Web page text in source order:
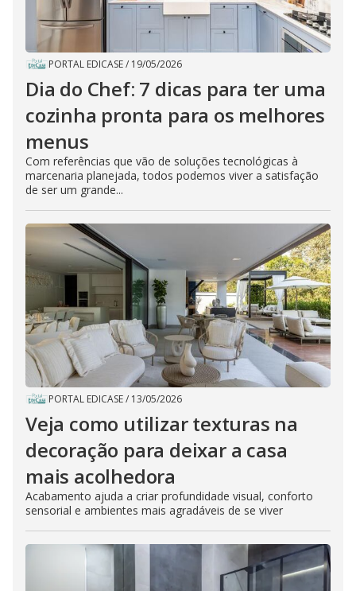
PORTAL EDICASE/ 19/05/2026
Dia do Chef: 7 dicas para ter uma
cozinha pronta para os melhores
menus
Com referências que vão de soluções tecnológicas à
marcenaria planejada, todos podemos viver a satisfação
de ser um grande...
PORTAL EDICASE/ 13/05/2026
Veja como utilizar texturas na
decoração para deixar a casa
mais acolhedora
Acabamento ajuda a criar profundidade visual, conforto
sensorial e ambientes mais agradáveis de se viver